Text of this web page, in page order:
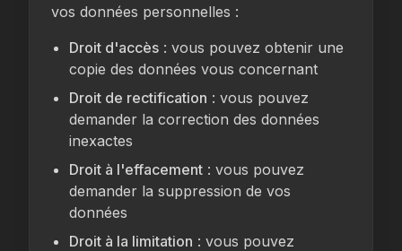
vos données personnelles :
Droit d'accès : vous pouvez obtenir une
copie des données vous concernant
Droit de rectification : vous pouvez
demander la correction des données
inexactes
Droit à l'effacement : vous pouvez
demander la suppression de vos
données
Droit à la limitation : vous pouvez